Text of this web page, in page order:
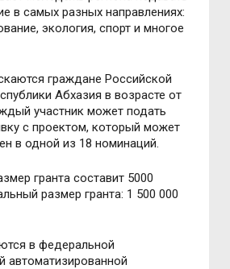
в самых разных направлениях:
экология, спорт и многое
граждане Российской
Абхазия в возрасте от
участник может подать
с проектом, который может
в одной из 18 номинаций.
гранта составит 5000
размер гранта: 1 500 000
в федеральной
автоматизированной